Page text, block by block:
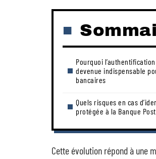
Pourquoi
devenue indispensable
bancaires
Quels risques en cas
protégée à la Banque
Cette évolution répond à une